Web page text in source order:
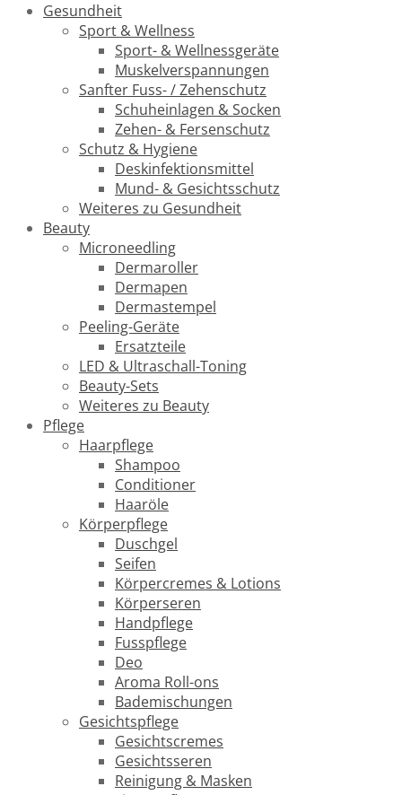
Gesundheit
Sport & Wellness
Sport- & Wellnessgeräte
Muskelverspannungen
Sanfter Fuss- / Zehenschutz
Schuheinlagen & Socken
Zehen- & Fersenschutz
Schutz & Hygiene
Deskinfektionsmittel
Mund- & Gesichtsschutz
Weiteres zu Gesundheit
Beauty
Microneedling
Dermaroller
Dermapen
Dermastempel
Peeling-Geräte
Ersatzteile
LED & Ultraschall-Toning
Beauty-Sets
Weiteres zu Beauty
Pflege
Haarpflege
Shampoo
Conditioner
Haaröle
Körperpflege
Duschgel
Seifen
Körpercremes & Lotions
Körperseren
Handpflege
Fusspflege
Deo
Aroma Roll-ons
Bademischungen
Gesichtspflege
Gesichtscremes
Gesichtsseren
Reinigung & Masken